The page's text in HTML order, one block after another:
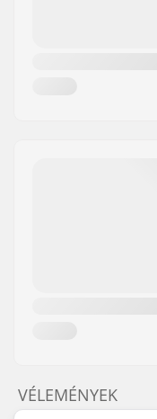
VÉLEMÉNYEK